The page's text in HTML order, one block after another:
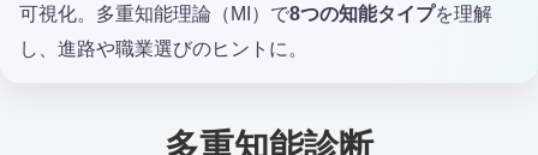
可視化。多重知能理論（MI）で8つの知能タイプを理解
し、進路や職業選びのヒントに。
多重知能診断